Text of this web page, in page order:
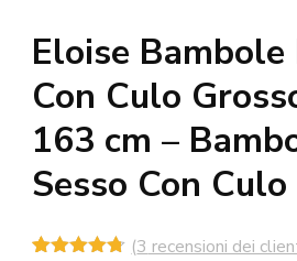
Eloise Bambole
Con Culo
163 cm –
Sesso Con
(3 recensioni dei